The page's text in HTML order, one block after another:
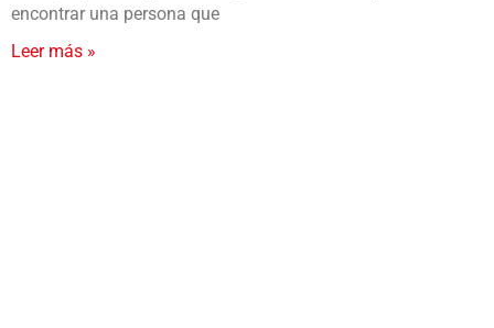
encontrar una persona que
Leer más »